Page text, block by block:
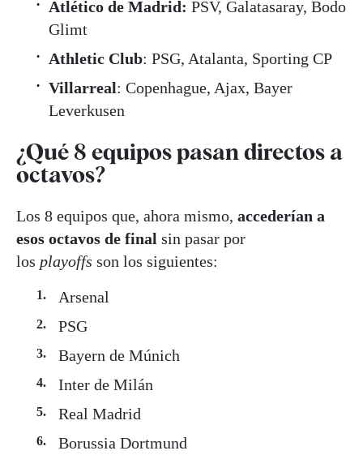
Atlético de Madrid: PSV, Galatasaray, Bodo
Glimt
Athletic Club: PSG, Atalanta, Sporting CP
Villarreal: Copenhague, Ajax, Bayer
Leverkusen
¿Qué 8 equipos pasan directos a
octavos?
Los 8 equipos que, ahora mismo, accederían a
esos octavos de final sin pasar por
los playoffs son los siguientes:
Arsenal
PSG
Bayern de Múnich
Inter de Milán
Real Madrid
Borussia Dortmund